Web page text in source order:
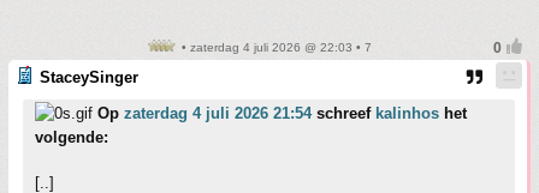
• zaterdag 4 juli 2026 @ 22:03 • 7
StaceySinger
Op zaterdag 4 juli 2026 21:54schreef kalinhos het
volgende:
[..]